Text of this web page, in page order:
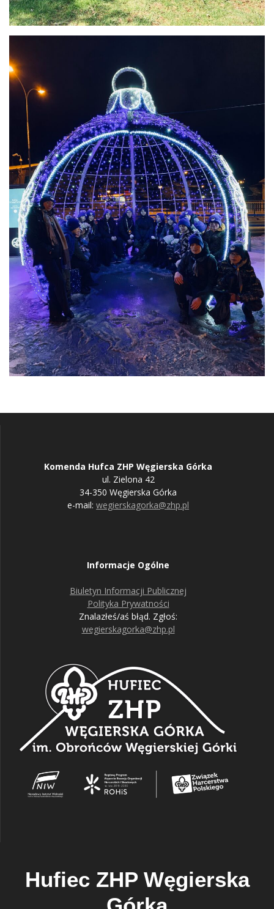
Komenda Hufca ZHP Węgierska Górka
ul. Zielona 42
34-350 Węgierska Górka
e-mail: wegierskagorka@zhp.pl
Informacje Ogólne
Biuletyn Informacji Publicznej
Polityka Prywatności
Znalazłeś/aś błąd. Zgłoś:
wegierskagorka@zhp.pl
Hufiec ZHP Węgierska